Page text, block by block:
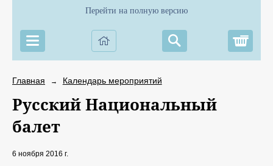
Перейти на полную версию
Главная → Календарь мероприятий
Русский Национальный
балет
6 ноября 2016 г.